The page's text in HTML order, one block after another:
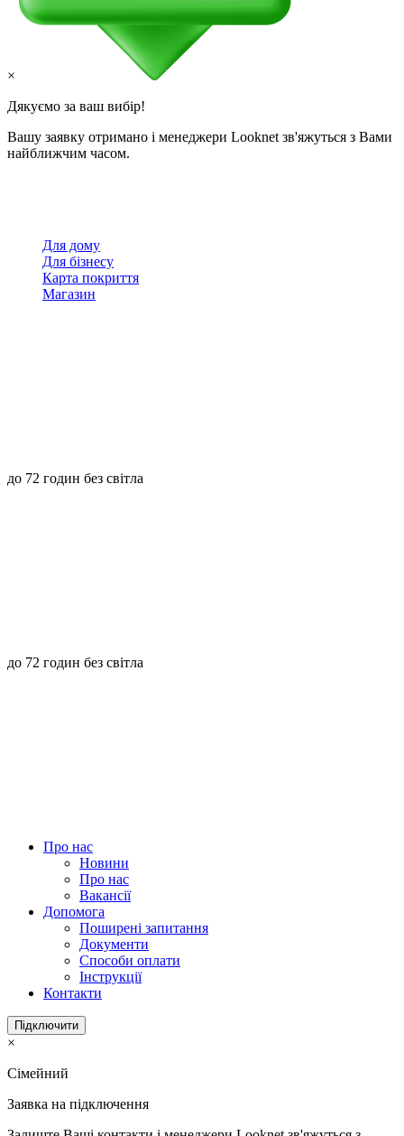
×
Дякуємо за ваш вибір!
Вашу заявку отримано і менеджери Looknet зв'яжуться з Вами
найближчим часом.
Для дому
Для бізнесу
Карта покриття
Магазин
до 72 годин без світла
до 72 годин без світла
Про нас
Новини
Про нас
Вакансії
Допомога
Поширені запитання
Документи
Способи оплати
Інструкції
Контакти
Підключити
×
Сімейний
Заявка на підключення